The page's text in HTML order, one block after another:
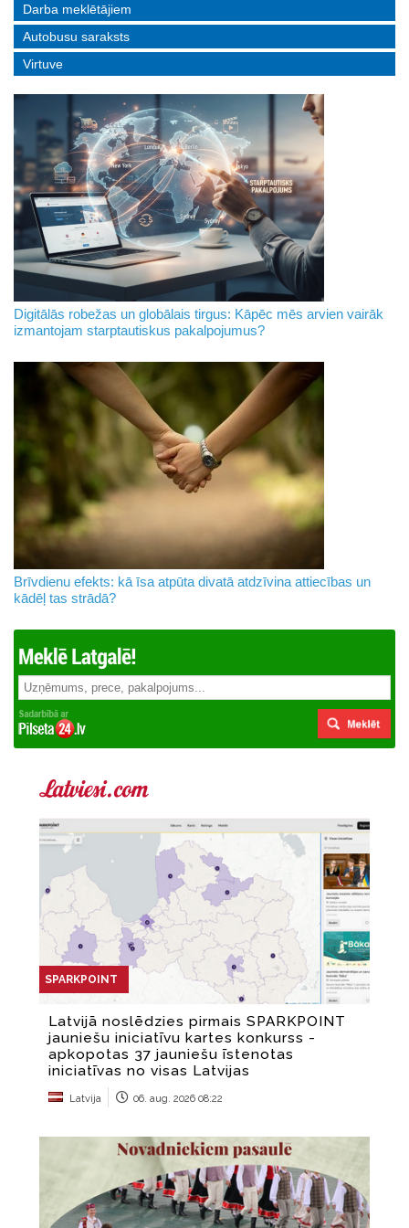
Darba meklētājiem
Autobusu saraksts
Virtuve
Digitālās robežas un globālais tirgus: Kāpēc mēs arvien vairāk
izmantojam starptautiskus pakalpojumus?
Brīvdienu efekts: kā īsa atpūta divatā atdzīvina attiecības un
kādēļ tas strādā?